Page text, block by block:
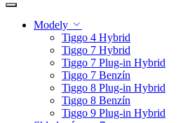
Modely
Tiggo 4 Hybrid
Tiggo 7 Hybrid
Tiggo 7 Plug-in Hybrid
Tiggo 7 Benzín
Tiggo 8 Plug-in Hybrid
Tiggo 8 Benzín
Tiggo 9 Plug-in Hybrid